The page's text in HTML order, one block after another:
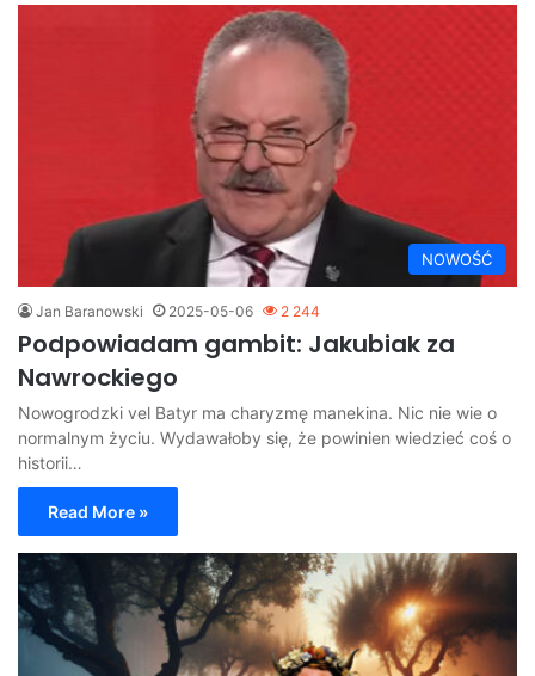
NOWOŚĆ
Jan Baranowski 2025-05-06 2 244
Podpowiadam gambit: Jakubiak za
Nawrockiego
Nowogrodzki vel Batyr ma charyzmę manekina. Nic nie wie o
normalnym życiu. Wydawałoby się, że powinien wiedzieć coś o
historii…
Read More »